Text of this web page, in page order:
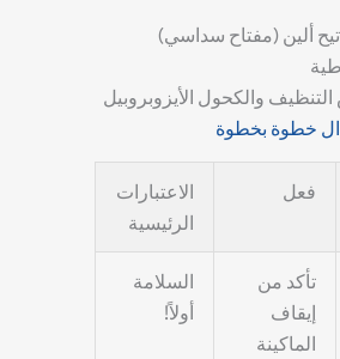
ألين (مفتاح سداسي)
والكحول الأيزوبروبيل
خطوة بخطوة
فعل
الاعتبارات
الرئيسية
تأكد من
إيقاف
الماكينة
السلامة
أولاً!